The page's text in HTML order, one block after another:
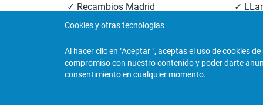
✓ Recambios Madrid
✓ Recambios Valencia
✓
© 2026 Central Desguaces Europiezas
Cookies y otras tecnologías
Al hacer clic en "Aceptar ", aceptas el uso decookies
compromiso con nuestro contenido y poder darte
consentimiento en cualquier momento.